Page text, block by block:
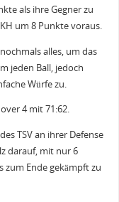
als ihre Gegner zu
um 8 Punkte voraus.
alles, um das
jeden Ball, jedoch
Würfe zu.
4 mit 71:62.
TSV an ihrer Defense
darauf, mit nur 6
zum Ende gekämpft zu